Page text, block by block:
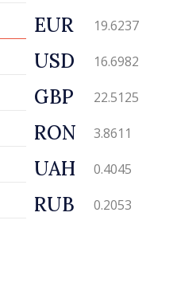
EUR 19.6237
USD 16.6982
GBP 22.5125
RON 3.8611
UAH 0.4045
RUB 0.2053